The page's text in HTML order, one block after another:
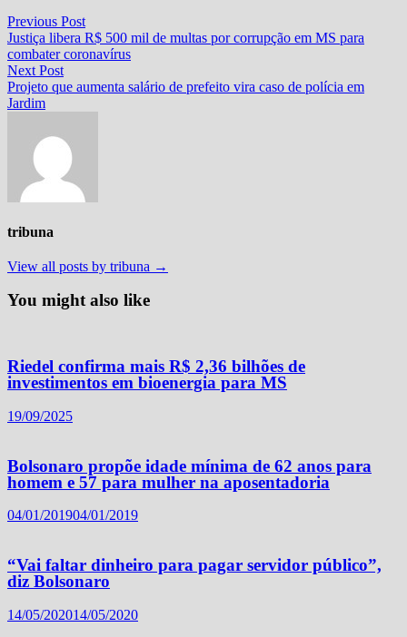
Navegação
de
Post
Previous PostPrevious
post:
Justiça libera R$ 500 mil de multas por corrupção em MS para
combater coronavírus
Next PostNext
post:
Projeto que aumenta salário de prefeito vira caso de polícia em
Jardim
tribuna
View all posts by tribuna →
You might also like
Riedel confirma mais R$ 2,36 bilhões de
investimentos em bioenergia para MS
19/09/2025
Bolsonaro propõe idade mínima de 62 anos para
homem e 57 para mulher na aposentadoria
04/01/201904/01/2019
“Vai faltar dinheiro para pagar servidor público”,
diz Bolsonaro
14/05/202014/05/2020